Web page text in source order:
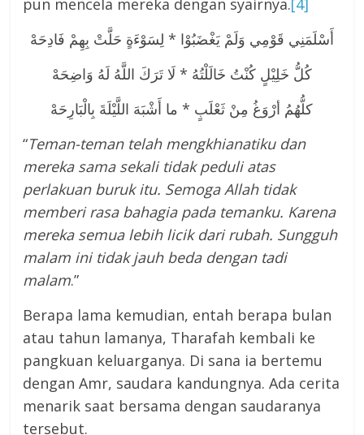
pun mencela mereka dengan syairnya.[4]
أَسْلَمَنِي قَوْمِي وَلَمْ يَغْضَبُوْا * لِسَوْءَةٍ حَلَّتْ بِهِمْ فَادِحَهْ
كُلُّ خَلِيْلٍ كُنْتُ خَالَلْتُهُ * لَا تَرَكَ اللَّهُ لَهُ وَاضِحَهْ
كلُّهُمُ أرْوَغُ مِنْ ثَعْلَبٍ * ما أَشْبَهَ اللَّيْلَةَ بِالْبَارِحَهْ
“Teman-teman telah mengkhianatiku dan
mereka sama sekali tidak peduli atas
perlakuan buruk itu. Semoga Allah tidak
memberi rasa bahagia pada temanku. Karena
mereka semua lebih licik dari rubah. Sungguh
malam ini tidak jauh beda dengan tadi
malam.”
Berapa lama kemudian, entah berapa bulan
atau tahun lamanya, Tharafah kembali ke
pangkuan keluarganya. Di sana ia bertemu
dengan Amr, saudara kandungnya. Ada cerita
menarik saat bersama dengan saudaranya
tersebut.